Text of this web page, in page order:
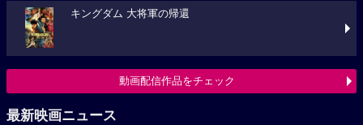
キングダム 大将軍の帰還
動画配信作品をチェック
最新映画ニュース